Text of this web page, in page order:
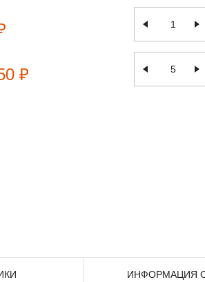
₽
ИНФОРМАЦИЯ